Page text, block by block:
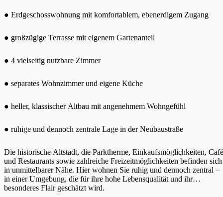
● Erdgeschosswohnung mit komfortablem, ebenerdigem Zugang
● großzügige Terrasse mit eigenem Gartenanteil
● 4 vielseitig nutzbare Zimmer
● separates Wohnzimmer und eigene Küche
● heller, klassischer Altbau mit angenehmem Wohngefühl
● ruhige und dennoch zentrale Lage in der Neubaustraße
Die historische Altstadt, die Parktherme, Einkaufsmöglichkeiten,
und Restaurants sowie zahlreiche Freizeitmöglichkeiten befinden sich
in unmittelbarer Nähe. Hier wohnen Sie ruhig und dennoch zentral –
in einer Umgebung, die für ihre hohe Lebensqualität und ihr
besonderes Flair geschätzt wird.